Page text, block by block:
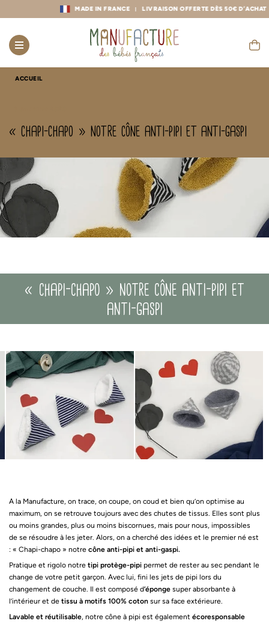
MADE IN FRANCE LIVRAISON OFFERTE DÈS 50€ D’ACHAT
ACCUEIL
« chapi-chapo » notre cône anti-pipi et anti-gaspi
« chapi-chapo » notre cône anti-pipi et
anti-gaspi
A la Manufacture, on trace, on coupe, on coud et bien qu’on optimise au
maximum, on se retrouve toujours avec des chutes de tissus. Elles sont plus
ou moins grandes, plus ou moins biscornues, mais pour nous, impossibles
de se résoudre à les jeter. Alors, on a cherché des idées et le premier né est
: « Chapi-chapo » notre cône anti-pipi et anti-gaspi.
Pratique et rigolo notre tipi protège-pipi permet de rester au sec pendant le
change de votre petit garçon. Avec lui, fini les jets de pipi lors du
changement de couche. Il est composé d’éponge super absorbante à
l’intérieur et de tissu à motifs 100% coton sur sa face extérieure.
Lavable et réutilisable, notre cône à pipi est également écoresponsable